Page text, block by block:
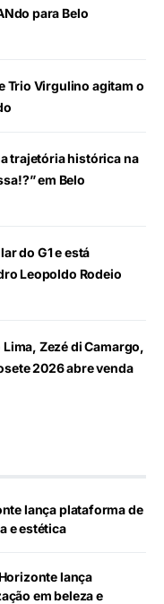
para Belo
Trio Virgulino agitam o
trajetória histórica na
em Belo
do G1 e está
Leopoldo Rodeio
Zezé di Camargo,
2026 abre venda
lança plataforma de
e estética
lança
em beleza e